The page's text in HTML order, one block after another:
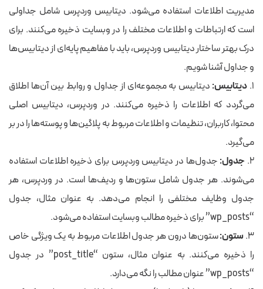
مدیریت اطلاعات استفاده می‌شود. دیتابیس وردپرس شامل جداولی
است که ارتباطات و اطلاعات مختلف را در وبسایت ذخیره می‌کنند. برای
درک بهتر ساختار دیتابیس وردپرس، باید با مفاهیم پایه‌ای از دیتابیس‌ها
و جداول آشنا شویم.
۱. دیتابیس: دیتابیس به مجموعه‌ای از جداول و روابط بین آن‌ها اطلاق
می‌گردد که اطلاعات را ذخیره می‌کنند. در وردپرس، دیتابیس اصلی
محتوا، کاربران، تنظیمات و اطلاعات مربوط به پلاگین‌ها و پوسته‌ها را در بر
می‌گیرد.
۲. جدول: جدول‌ها در دیتابیس وردپرس برای ذخیره اطلاعات استفاده
می‌شوند. هر جدول شامل ستون‌ها و ردیف‌ها است. در وردپرس، هر
جدول وظایف مختلفی را انجام می‌دهد. به عنوان مثال، جدول
“wp_posts” برای ذخیره مطالب وبسایت استفاده می‌شود.
۳. ستون:ستون‌ها درون هر جدول اطلاعات مربوط به یک ویژگی خاص
را ذخیره می‌کنند. به عنوان مثال، ستون “post_title” در جدول
“wp_posts” عنوان مطالب را نگه می‌دارد.